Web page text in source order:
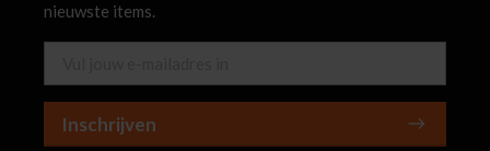
nieuwste items.
Inschrijven